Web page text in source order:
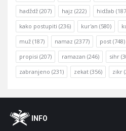
hadždž (207) hajz (222) hidžab
kako postupiti (236) kur'an (580)
muž (187) namaz (2377) post (748)
propisi (207) ramazan (246) sihr
zabranjeno (231) zekat (356) zikr
FooterOINFO